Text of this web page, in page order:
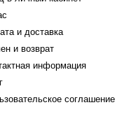
и доставка
и возврат
информация
соглашение